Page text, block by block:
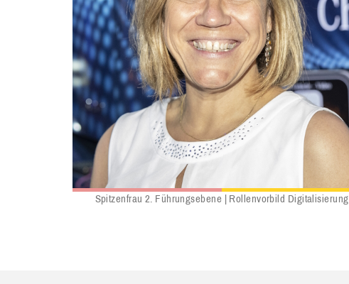
Spitzenfrau 2. Führungsebene | Rollenvorbild Digitalisierung